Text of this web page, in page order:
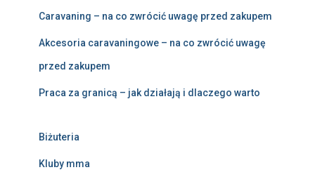
Caravaning – na co zwrócić uwagę przed zakupem
Akcesoria caravaningowe – na co zwrócić uwagę
przed zakupem
Praca za granicą – jak działają i dlaczego warto
Biżuteria
Kluby mma